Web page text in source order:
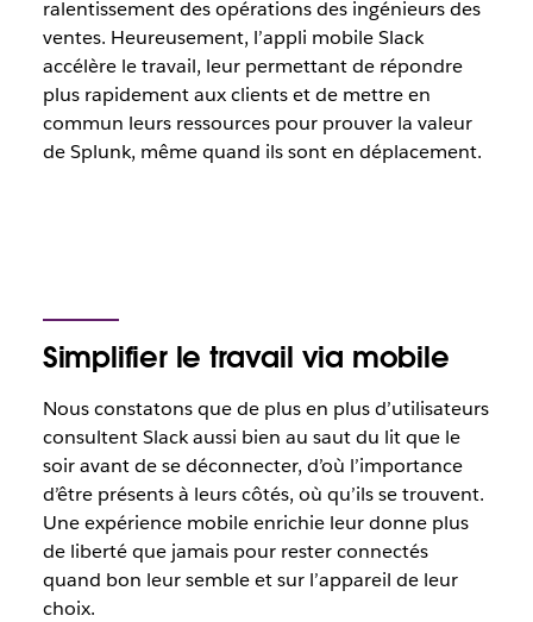
ralentissement des opérations des ingénieurs des
ventes. Heureusement, l’appli mobile Slack
accélère le travail, leur permettant de répondre
plus rapidement aux clients et de mettre en
commun leurs ressources pour prouver la valeur
de Splunk, même quand ils sont en déplacement.
Simplifier le travail via mobile
Nous constatons que de plus en plus d’utilisateurs
consultent Slack aussi bien au saut du lit que le
soir avant de se déconnecter, d’où l’importance
d’être présents à leurs côtés, où qu’ils se trouvent.
Une expérience mobile enrichie leur donne plus
de liberté que jamais pour rester connectés
quand bon leur semble et sur l’appareil de leur
choix.